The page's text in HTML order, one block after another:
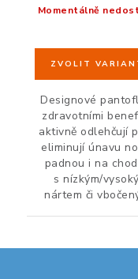
Momentálně
Designové
zdravotními
aktivně odlehčují
eliminují únavu
padnou i na
s nízkým/
nártem či